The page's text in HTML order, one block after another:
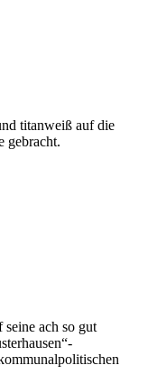
titanweiß auf die
gebracht.
ach so gut